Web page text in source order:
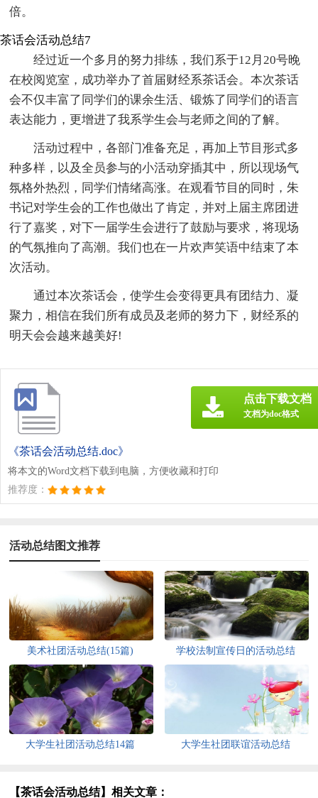
倍。
茶话会活动总结7
经过近一个多月的努力排练，我们系于12月20号晚
在校阅览室，成功举办了首届财经系茶话会。本次茶话
会不仅丰富了同学们的课余生活、锻炼了同学们的语言
表达能力，更增进了我系学生会与老师之间的了解。
活动过程中，各部门准备充足，再加上节目形式多
种多样，以及全员参与的小活动穿插其中，所以现场气
氛格外热烈，同学们情绪高涨。在观看节目的同时，朱
书记对学生会的工作也做出了肯定，并对上届主席团进
行了嘉奖，对下一届学生会进行了鼓励与要求，将现场
的气氛推向了高潮。我们也在一片欢声笑语中结束了本
次活动。
通过本次茶话会，使学生会变得更具有团结力、凝
聚力，相信在我们所有成员及老师的努力下，财经系的
明天会会越来越美好!
《茶话会活动总结.doc》
将本文的Word文档下载到电脑，方便收藏和打印
推荐度：
点击下载文档
文档为doc格式
活动总结图文推荐
美术社团活动总结(15篇) 学校法制宣传日的活动总结
大学生社团活动总结14篇 大学生社团联谊活动总结
【茶话会活动总结】相关文章：